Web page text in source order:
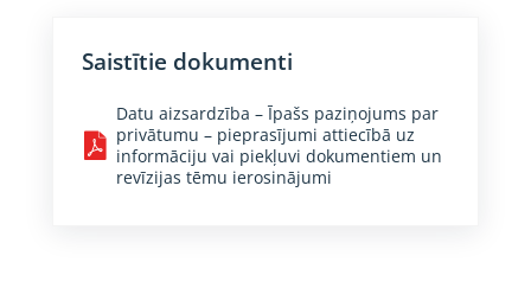
Saistītie dokumenti
Datu aizsardzība – Īpašs paziņojums par
privātumu – pieprasījumi attiecībā uz
informāciju vai piekļuvi dokumentiem un
revīzijas tēmu ierosinājumi